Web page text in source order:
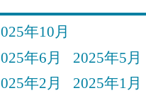
年10月
年6月
2025年5月
年2月
2025年1月